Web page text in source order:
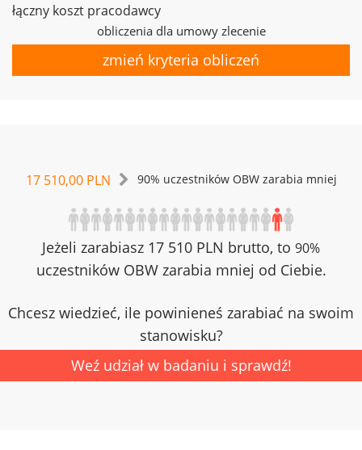
łączny koszt pracodawcy
obliczenia dla umowy zlecenie
zmień kryteria obliczeń
17 510,00 PLN 90% uczestników OBW zarabia mniej
Jeżeli zarabiasz 17 510 PLN brutto, to 90%
uczestników OBW zarabia mniej od Ciebie.
Chcesz wiedzieć, ile powinieneś zarabiać na swoim
stanowisku?
Weź udział w badaniu i sprawdź!